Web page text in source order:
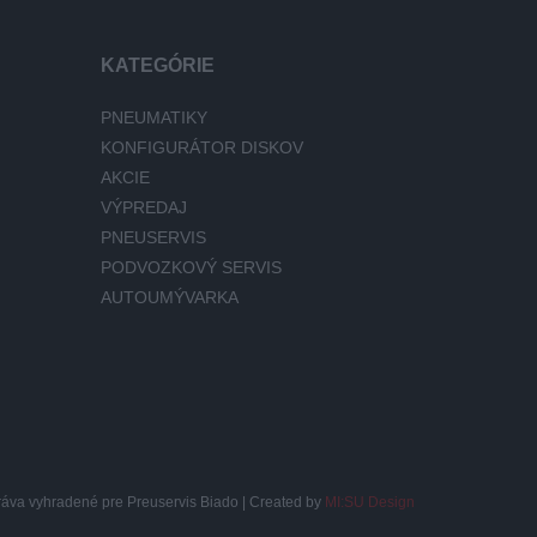
KATEGÓRIE
PNEUMATIKY
KONFIGURÁTOR DISKOV
AKCIE
VÝPREDAJ
PNEUSERVIS
PODVOZKOVÝ SERVIS
AUTOUMÝVARKA
vyhradené pre Preuservis Biado | Created by MI:SU Design